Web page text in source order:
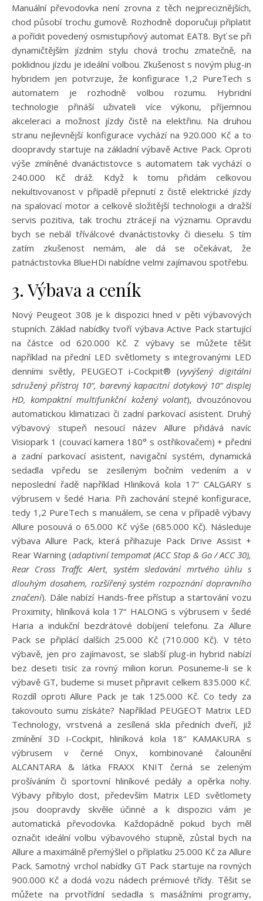
Manuální převodovka není zrovna z těch nejpreciznějších,
chod působí trochu gumově. Rozhodně doporučuji připlatit
a pořídit povedený osmistupňový automat EAT8. Byť se při
dynamičtějším jízdním stylu chová trochu zmatečně, na
poklidnou jízdu je ideální volbou. Zkušenost s novým plug-in
hybridem jen potvrzuje, že konfigurace 1,2 PureTech s
automatem je rozhodně volbou rozumu. Hybridní
technologie přináší uživateli více výkonu, příjemnou
akceleraci a možnost jízdy čistě na elektřinu. Na druhou
stranu nejlevnější konfigurace vychází na 920.000 Kč a to
doopravdy startuje na základní výbavě Active Pack. Oproti
výše zmíněné dvanáctistovce s automatem tak vychází o
240.000 Kč dráž. Když k tomu přidám celkovou
nekultivovanost v případě přepnutí z čistě elektrické jízdy
na spalovací motor a celkově složitější technologii a dražší
servis pozitiva, tak trochu ztrácejí na významu. Opravdu
bych se nebál tříválcové dvanáctistovky či dieselu. S tím
zatím zkušenost nemám, ale dá se očekávat, že
patnáctistovka BlueHDi nabídne velmi zajímavou spotřebu.
3. Výbava a ceník
Nový Peugeot 308 je k dispozici hned v pěti výbavových
stupních. Základ nabídky tvoří výbava Active Pack startující
na částce od 620.000 Kč. Z výbavy se můžete těšit
například na přední LED světlomety s integrovanými LED
denními světly, PEUGEOT i-Cockpit® (vyvýšený digitální
sdružený přístroj 10“, barevný kapacitní dotykový 10“ displej
HD, kompaktní multifunkční kožený volant), dvouzónovou
automatickou klimatizaci či zadní parkovací asistent. Druhý
výbavový stupeň nesoucí název Allure přidává navíc
Visiopark 1 (couvací kamera 180° s ostřikovačem) + přední
a zadní parkovací asistent, navigační systém, dynamická
sedadla vpředu se zesíleným bočním vedením a v
neposlední řadě například Hliníková kola 17“ CALGARY s
výbrusem v šedé Haria. Při zachování stejné konfigurace,
tedy 1,2 PureTech s manuálem, se cena v případě výbavy
Allure posouvá o 65.000 Kč výše (685.000 Kč). Následuje
výbava Allure Pack, která přihazuje Pack Drive Assist +
Rear Warning (adaptivní tempomat (ACC Stop & Go / ACC 30),
Rear Cross Traffc Alert, systém sledování mrtvého úhlu s
dlouhým dosahem, rozšířený systém rozpoznání dopravního
značení). Dále nabízí Hands-free přístup a startování vozu
Proximity, hliníková kola 17“ HALONG s výbrusem v šedé
Haria a indukční bezdrátové dobíjení telefonu. Za Allure
Pack se připlácí dalších 25.000 Kč (710.000 Kč). V této
výbavě, jen pro zajímavost, se slabší plug-in hybrid nabízí
bez deseti tisíc za rovný milion korun. Posuneme-li se k
výbavě GT, budeme si muset připravit celkem 835.000 Kč.
Rozdíl oproti Allure Pack je tak 125.000 Kč. Co tedy za
takovouto sumu získáte? Například PEUGEOT Matrix LED
Technology, vrstvená a zesílená skla předních dveří, již
zmínění 3D i-Cockpit, hliníková kola 18“ KAMAKURA s
výbrusem v černé Onyx, kombinované čalounění
ALCANTARA & látka FRAXX KNIT černá se zeleným
prošíváním či sportovní hliníkové pedály a opěrka nohy.
Výbavy přibylo dost, především Matrix LED světlomety
jsou doopravdy skvěle účinné a k dispozici vám je
automatická převodovka. Každopádně pokud bych měl
označit ideální volbu výbavového stupně, zůstal bych na
Allure a maximálně přemýšlel o příplatku 25.000 Kč za Allure
Pack. Samotný vrchol nabídky GT Pack startuje na rovných
900.000 Kč a dodá vozu nádech prémiové třídy. Těšit se
můžete na prvotřídní sedadla s masážními programy,